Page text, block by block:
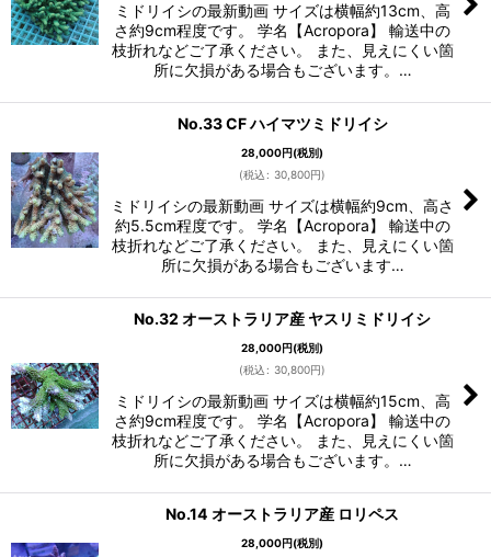
ミドリイシの最新動画 サイズは横幅約13cm、高
さ約9cm程度です。 学名【Acropora】 輸送中の
枝折れなどご了承ください。 また、見えにくい箇
所に欠損がある場合もございます。…
No.33 CF ハイマツミドリイシ
28,000円(税別)
(税込 : 30,800円)
ミドリイシの最新動画 サイズは横幅約9cm、高さ
約5.5cm程度です。 学名【Acropora】 輸送中の
枝折れなどご了承ください。 また、見えにくい箇
所に欠損がある場合もございます…
No.32 オーストラリア産 ヤスリミドリイシ
28,000円(税別)
(税込 : 30,800円)
ミドリイシの最新動画 サイズは横幅約15cm、高
さ約9cm程度です。 学名【Acropora】 輸送中の
枝折れなどご了承ください。 また、見えにくい箇
所に欠損がある場合もございます。…
No.14 オーストラリア産 ロリペス
28,000円(税別)